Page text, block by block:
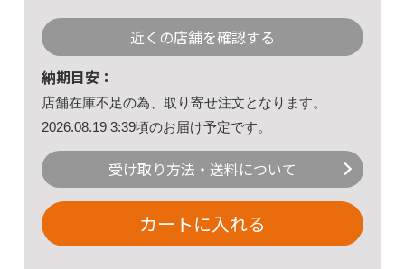
近くの店舗を確認する
納期目安：
店舗在庫不足の為、取り寄せ注文となります。
2026.08.19 3:39頃のお届け予定です。
受け取り方法・送料について
カートに入れる